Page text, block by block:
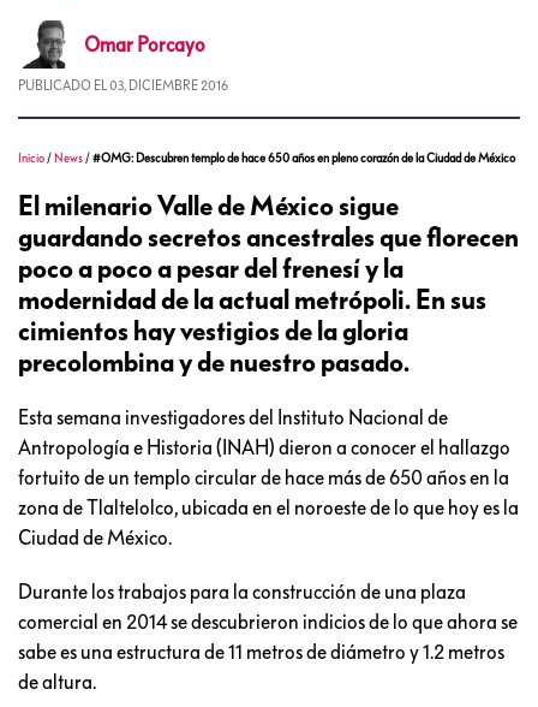
Omar Porcayo
PUBLICADO EL 03, DICIEMBRE 2016
Inicio / News /#OMG: Descubren templo de hace 650 años en pleno corazón de la Ciudad de México
El milenario Valle de México sigue
guardando secretos ancestrales que florecen
poco a poco a pesar del frenesí y la
modernidad de la actual metrópoli. En sus
cimientos hay vestigios de la gloria
precolombina y de nuestro pasado.
Esta semana investigadores del Instituto Nacional de
Antropología e Historia (INAH) dieron a conocer el hallazgo
fortuito de un templo circular de hace más de 650 años en la
zona de Tlaltelolco, ubicada en el noroeste de lo que hoy es la
Ciudad de México.
Durante los trabajos para la construcción de una plaza
comercial en 2014 se descubrieron indicios de lo que ahora se
sabe es una estructura de 11 metros de diámetro y 1.2 metros
de altura.